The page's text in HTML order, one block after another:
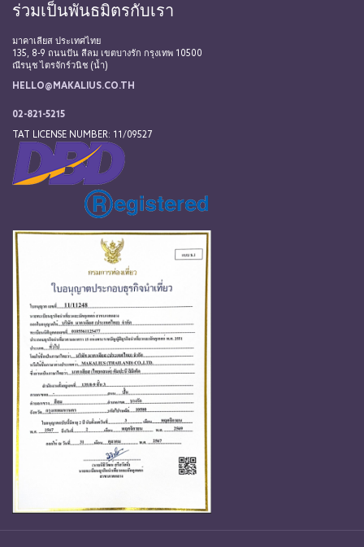
ร่วมเป็นพันธมิตรกับเรา
มาคาเลียส ประเทศไทย
135, 8-9 ถนนปัน สีลม เขตบางรัก กรุงเทพ 10500
ณีรนุช ไตรจักร์วนิช (น้ำ)
HELLO@MAKALIUS.CO.TH
02-821-5215
TAT LICENSE NUMBER: 11/09527